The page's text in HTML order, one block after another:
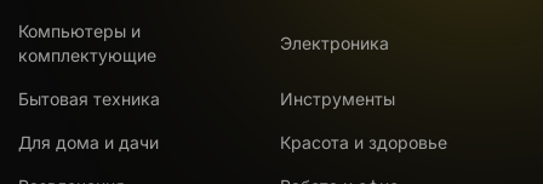
Компьютеры и
комплектующие
Электроника
Бытовая техника Инструменты
Для дома и дачи Красота и здоровье